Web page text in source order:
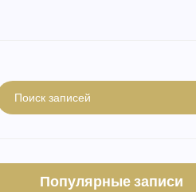
Популярные записи